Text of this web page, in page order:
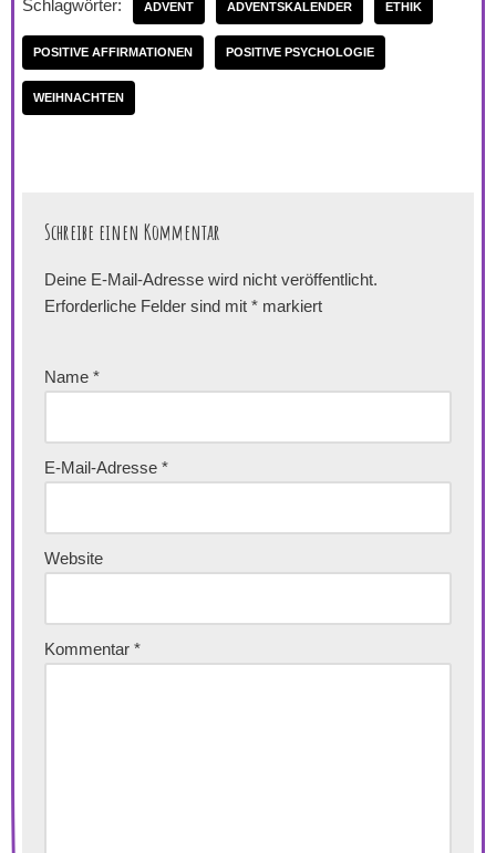
Schlagwörter: ADVENT ADVENTSKALENDER ETHIK
POSITIVE AFFIRMATIONEN POSITIVE PSYCHOLOGIE
WEIHNACHTEN
Schreibe einen Kommentar
Deine E-Mail-Adresse wird nicht veröffentlicht.
Erforderliche Felder sind mit * markiert
Name *
E-Mail-Adresse *
Website
Kommentar *